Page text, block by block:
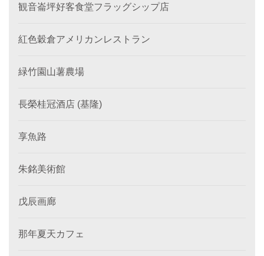
観音崙坪好客食堂フラッグシップ店
紅色穀倉アメリカンレストラン
緑竹園山薯農場
長榮桂冠酒店 (基隆)
享魚路
朱銘美術館
戊辰画廊
那年夏天カフェ